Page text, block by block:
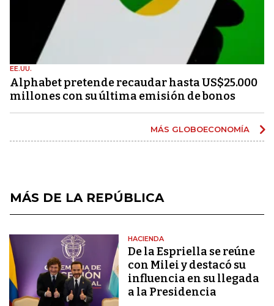
EE.UU.
Alphabet pretende recaudar hasta US$25.000
millones con su última emisión de bonos
MÁS GLOBOECONOMÍA
MÁS DE LA REPÚBLICA
HACIENDA
De la Espriella se reúne
con Milei y destacó su
influencia en su llegada
a la Presidencia